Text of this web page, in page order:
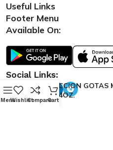
Useful Links
Footer Menu
Available On:
Social Links:
ATRACCION GOTAS
ALOE 4OZ.
MenuWishlistCompare
0
Cart